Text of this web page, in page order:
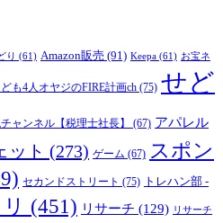
り (61) Amazon販売 (91) Keepa (61) お宝ネ
も4人オヤジのFIRE計画ch (75) せど
ャンネル【税理士社長】 (67) アパレル
ット (273) ゲーム (67) スポン
セカンドストリート (75) トレハン部 -
(451) リサーチ (129) リサーチ